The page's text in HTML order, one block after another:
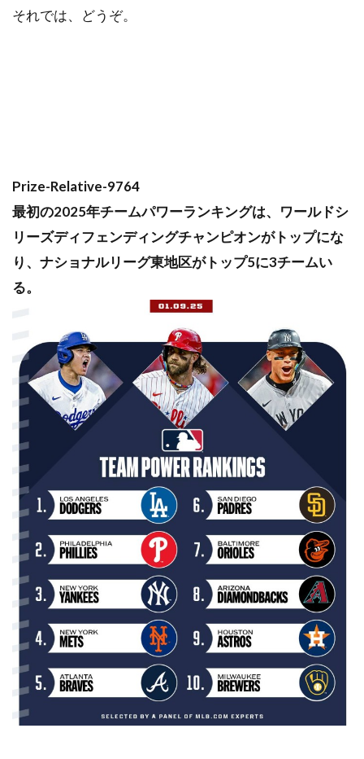
それでは、どうぞ。
Prize-Relative-9764
最初の2025年チームパワーランキングは、ワールドシ
リーズディフェンディングチャンピオンがトップにな
り、ナショナルリーグ東地区がトップ5に3チームい
る。